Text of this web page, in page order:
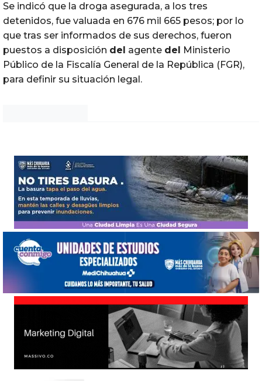
Se indicó que la droga asegurada, a los tres
detenidos, fue valuada en 676 mil 665‬ pesos; por lo
que tras ser informados de sus derechos, fueron
puestos a disposición del agente del
Ministerio
Público de la Fiscalía General de la República (FGR),
para definir su situación legal.